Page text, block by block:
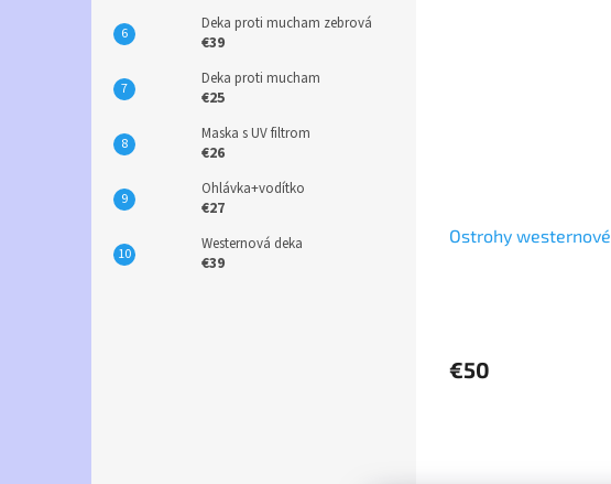
Deka proti mucham zebrová
€39
Deka proti mucham
€25
Maska s UV filtrom
€26
Ohlávka+vodítko
€27
Westernová deka
€39
Ostrohy westernové
€50